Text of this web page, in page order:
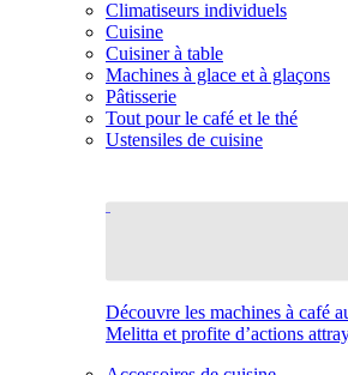
Climatiseurs individuels
Cuisine
Cuisiner à table
Machines à glace et à glaçons
Pâtisserie
Tout pour le café et le thé
Ustensiles de cuisine
Découvre les machines à café
Melitta et profite d’actions